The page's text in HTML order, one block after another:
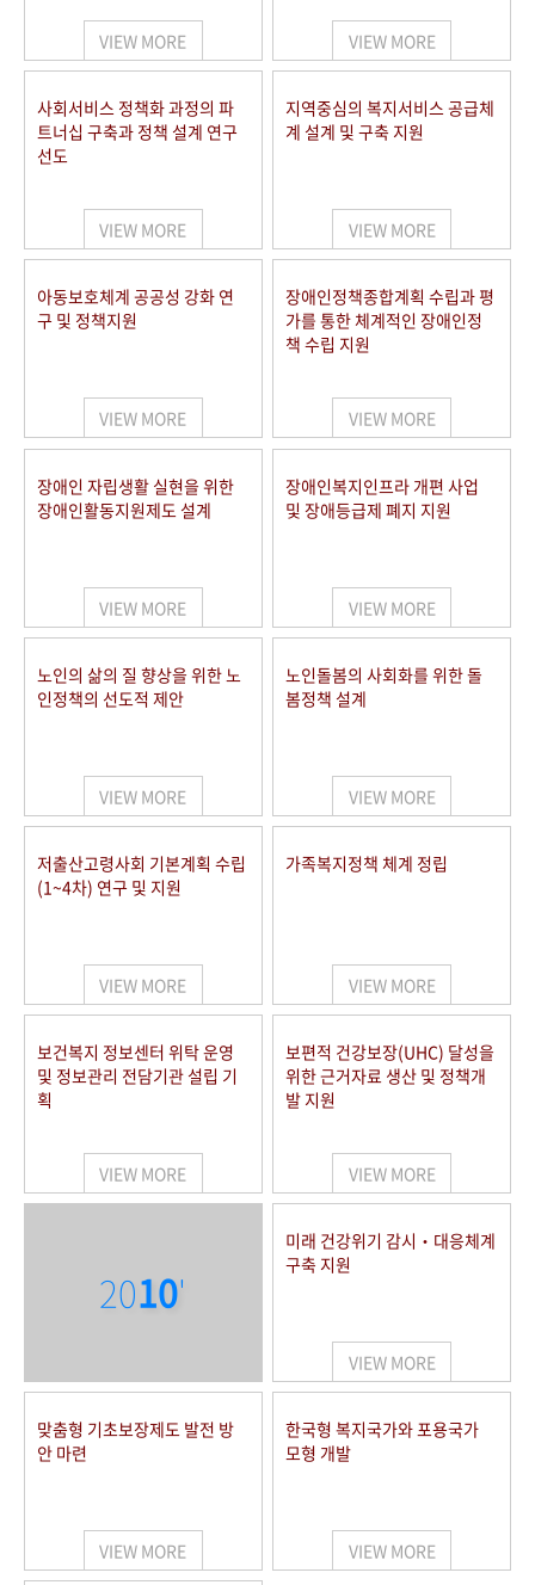
VIEW MORE VIEW MORE
사회서비스 정책화 과정의 파
트너십 구축과 정책 설계 연구
선도
VIEW MORE
지역중심의 복지서비스 공급체
계 설계 및 구축 지원
VIEW MORE
아동보호체계 공공성 강화 연
구 및 정책지원
VIEW MORE
장애인정책종합계획 수립과 평
가를 통한 체계적인 장애인정
책 수립 지원
VIEW MORE
장애인 자립생활 실현을 위한
장애인활동지원제도 설계
VIEW MORE
장애인복지인프라 개편 사업
및 장애등급제 폐지 지원
VIEW MORE
노인의 삶의 질 향상을 위한 노
인정책의 선도적 제안
VIEW MORE
노인돌봄의 사회화를 위한 돌
봄정책 설계
VIEW MORE
저출산고령사회 기본계획 수립
(1~4차) 연구 및 지원
VIEW MORE
가족복지정책 체계 정립
VIEW MORE
보건복지 정보센터 위탁 운영
및 정보관리 전담기관 설립 기
획
VIEW MORE
보편적 건강보장(UHC) 달성을
위한 근거자료 생산 및 정책개
발 지원
VIEW MORE
2010'
미래 건강위기 감시‧대응체계
구축 지원
VIEW MORE
맞춤형 기초보장제도 발전 방
안 마련
VIEW MORE
한국형 복지국가와 포용국가
모형 개발
VIEW MORE